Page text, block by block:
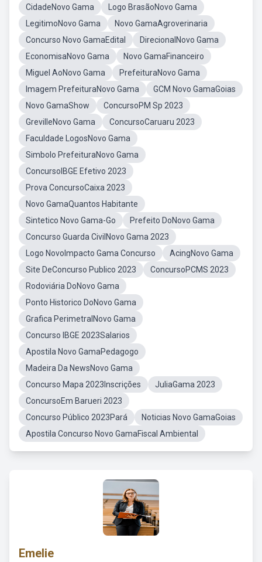
CidadeNovo Gama
Logo BrasãoNovo Gama
LegitimoNovo Gama
Novo GamaAgroverinaria
Concurso Novo GamaEdital
DirecionalNovo Gama
EconomisaNovo Gama
Novo GamaFinanceiro
Miguel AoNovo Gama
PrefeituraNovo Gama
Imagem PrefeituraNovo Gama
GCM Novo GamaGoias
Novo GamaShow
ConcursoPM Sp 2023
GrevilleNovo Gama
ConcursoCaruaru 2023
Faculdade LogosNovo Gama
Simbolo PrefeituraNovo Gama
ConcursoIBGE Efetivo 2023
Prova ConcursoCaixa 2023
Novo GamaQuantos Habitante
Sintetico Novo Gama-Go
Prefeito DoNovo Gama
Concurso Guarda CivilNovo Gama 2023
Logo NovoImpacto Gama Concurso
AcingNovo Gama
Site DeConcurso Publico 2023
ConcursoPCMS 2023
Rodoviária DoNovo Gama
Ponto Historico DoNovo Gama
Grafica PerimetralNovo Gama
Concurso IBGE 2023Salarios
Apostila Novo GamaPedagogo
Madeira Da NewsNovo Gama
Concurso Mapa 2023Inscrições
JuliaGama 2023
ConcursoEm Barueri 2023
Concurso Público 2023Pará
Noticias Novo GamaGoias
Apostila Concurso Novo GamaFiscal Ambiental
Emelie